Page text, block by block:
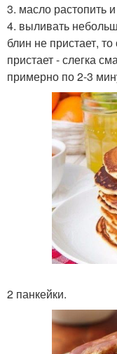
3. масло растопить
4. выливать
блин не пристает,
пристает - слегка
примерно по 2-3
2 панкейки.